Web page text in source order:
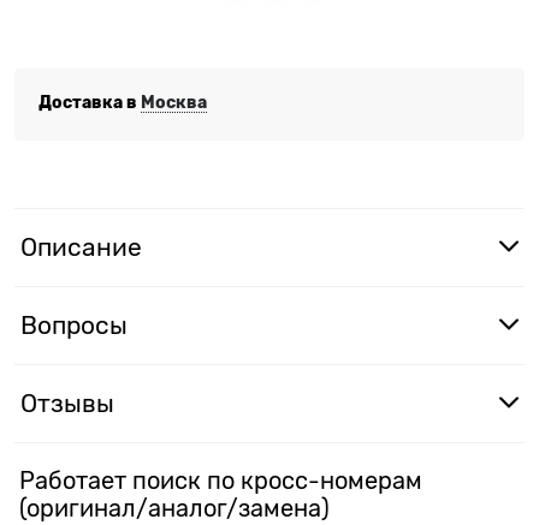
Доставка в Москва
Описание
Вопросы
Отзывы
Работает поиск по кросс-номерам
(оригинал/аналог/замена)